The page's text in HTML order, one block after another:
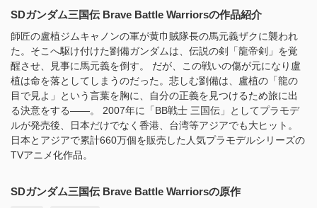
SDガンダム三国伝 Brave Battle Warriorsの作品紹介
師匠の盧植ジムキャノンの軍が黄巾賊隊長の馬元義ザクに襲われ
た。そこへ駆け付けた劉備ガンダムは、伝説の剣「龍帝剣」を覚
醒させ、見事に馬元義を倒す。 だが、この戦いの傷が元になり盧
植は命を落としてしまうのだった。悲しむ劉備は、盧植の「龍の
目で見よ」という言葉を胸に、自分の正義を見つけるため旅に出
る決意をする――。 2007年に「BB戦士 三国伝」としてプラモデ
ルが発売後、日本だけでなく香港、台湾等アジアでも大ヒット。
日本とアジアで累計660万個を販売した人気プラモデルシリーズの
TVアニメ化作品。
SDガンダム三国伝 Brave Battle Warriorsの原作